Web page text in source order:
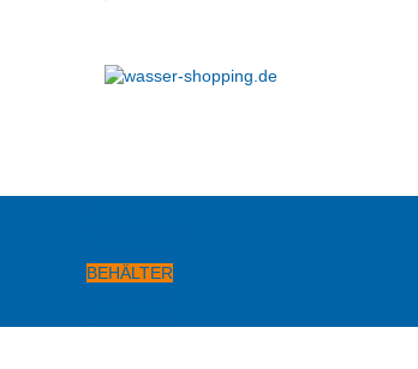
BEHÄLTER